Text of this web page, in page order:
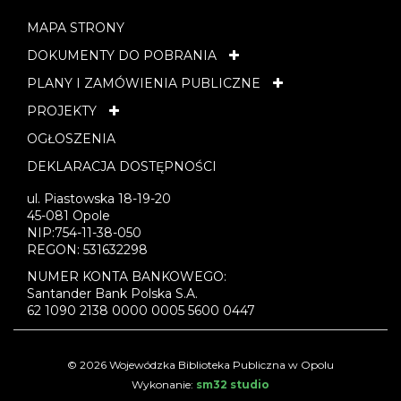
MAPA STRONY
DOKUMENTY DO POBRANIA
PLANY I ZAMÓWIENIA PUBLICZNE
PROJEKTY
OGŁOSZENIA
DEKLARACJA DOSTĘPNOŚCI
ul. Piastowska 18-19-20
45-081 Opole
NIP:754-11-38-050
REGON: 531632298
NUMER KONTA BANKOWEGO:
Santander Bank Polska S.A.
62 1090 2138 0000 0005 5600 0447
© 2026 Wojewódzka Biblioteka Publiczna w Opolu
Wykonanie: sm32 studio